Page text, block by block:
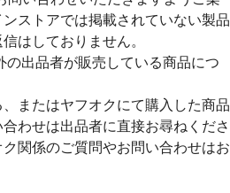
ストアでは掲載されていない製品
はしておりません。
の出品者が販売している商品につ
またはヤフオクにて購入した商品
わせは出品者に直接お尋ねくださ
関係のご質問やお問い合わせはお